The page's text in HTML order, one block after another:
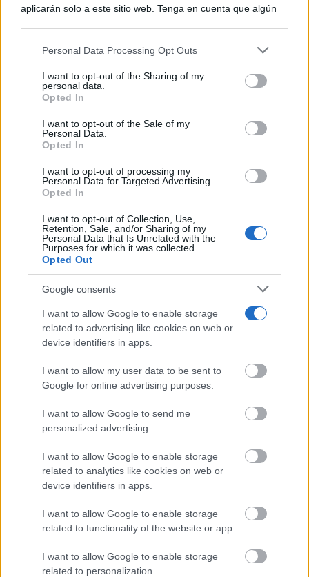
aplicarán solo a este sitio web. Tenga en cuenta que algún
rechazar tal procesamiento. Puede cambiar sus preferencias
a este sitio y haciendo clic en el botón "Privacidad" en la
parte inferior de la página web.
Please note that this website/app uses one or more Google
services and may gather and store information including but
not limited to your visit or usage behaviour. You may click to
use your data for below specified purposes in below Google
consent section.
Personal Data Processing Opt Outs
I want to opt-out of the Sharing of my
personal data.
Opted In
I want to opt-out of the Sale of my
Personal Data.
Opted In
I want to opt-out of processing my
Personal Data for Targeted Advertising.
Opted In
I want to opt-out of Collection, Use,
Retention, Sale, and/or Sharing of my
Personal Data that Is Unrelated with the
Purposes for which it was collected.
Opted Out
Google consents
I want to allow Google to enable storage
related to advertising like cookies on web or
device identifiers in apps.
I want to allow my user data to be sent to
Google for online advertising purposes.
I want to allow Google to send me
personalized advertising.
I want to allow Google to enable storage
related to analytics like cookies on web or
device identifiers in apps.
I want to allow Google to enable storage
related to functionality of the website or app.
I want to allow Google to enable storage
related to personalization.
ENTREVISTAS
Joaquín Díaz Vallés: “La
Plataforma tiene el respaldo de
una movilización para seguir
01/11/2023
Últimas noticias
Tomelloso desafía al calor y llena
de ambiente la primera noche de
su XIV Fiesta del Vino
‘Chiqui-Clan’ llega a El Provencio
con los personajes infantiles más
07/08/2026
Un paseo por las Flores y Frutos
(XIV)
07/08/2026
Un mercado medieval de
de Consuegra Medieval
07/08/2026
El Festival Internacional de Cine
de Almagro celebra este sábado
07/08/2026